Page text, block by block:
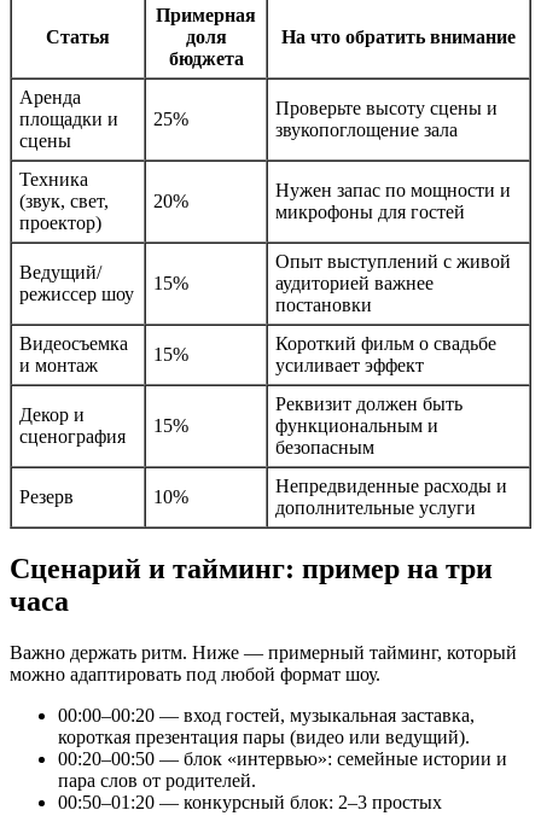
Статья
Примерная
доля
бюджета
На что обратить внимание
Аренда
площадки и
сцены
25%
Проверьте высоту сцены и
звукопоглощение зала
Техника
(звук, свет,
проектор)
20%
Нужен запас по мощности и
микрофоны для гостей
Ведущий/
режиссер шоу
15%
Опыт выступлений с живой
аудиторией важнее
постановки
Видеосъемка
и монтаж
15%
Короткий фильм о свадьбе
усиливает эффект
Декор и
сценография
15%
Реквизит должен быть
функциональным и
безопасным
Резерв 10%
Непредвиденные расходы и
дополнительные услуги
Сценарий и тайминг: пример на три
часа
Важно держать ритм. Ниже — примерный тайминг, который
можно адаптировать под любой формат шоу.
00:00–00:20 — вход гостей, музыкальная заставка,
короткая презентация пары (видео или ведущий).
00:20–00:50 — блок «интервью»: семейные истории и
пара слов от родителей.
00:50–01:20 — конкурсный блок: 2–3 простых